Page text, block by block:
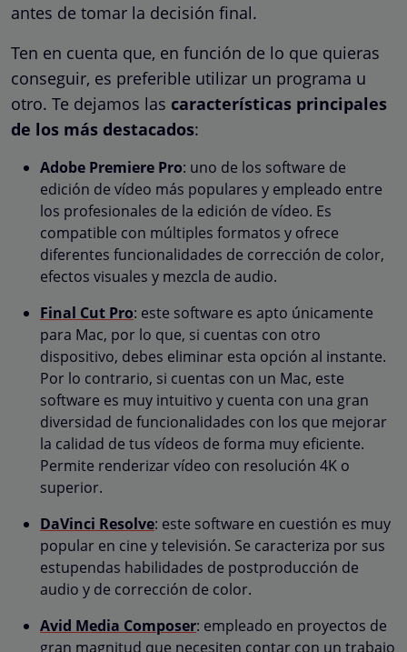
antes de tomar la decisión final.
Ten en cuenta que, en función de lo que quieras
conseguir, es preferible utilizar un programa u
otro. Te dejamos las características principales
de los más destacados:
Adobe Premiere Pro: uno de los software de
edición de vídeo más populares y empleado entre
los profesionales de la edición de vídeo. Es
compatible con múltiples formatos y ofrece
diferentes funcionalidades de corrección de color,
efectos visuales y mezcla de audio.
Final Cut Pro: este software es apto únicamente
para Mac, por lo que, si cuentas con otro
dispositivo, debes eliminar esta opción al instante.
Por lo contrario, si cuentas con un Mac, este
software es muy intuitivo y cuenta con una gran
diversidad de funcionalidades con los que mejorar
la calidad de tus vídeos de forma muy eficiente.
Permite renderizar vídeo con resolución 4K o
superior.
DaVinci Resolve: este software en cuestión es muy
popular en cine y televisión. Se caracteriza por sus
estupendas habilidades de postproducción de
audio y de corrección de color.
Avid Media Composer: empleado en proyectos de
gran magnitud que necesiten contar con un trabajo